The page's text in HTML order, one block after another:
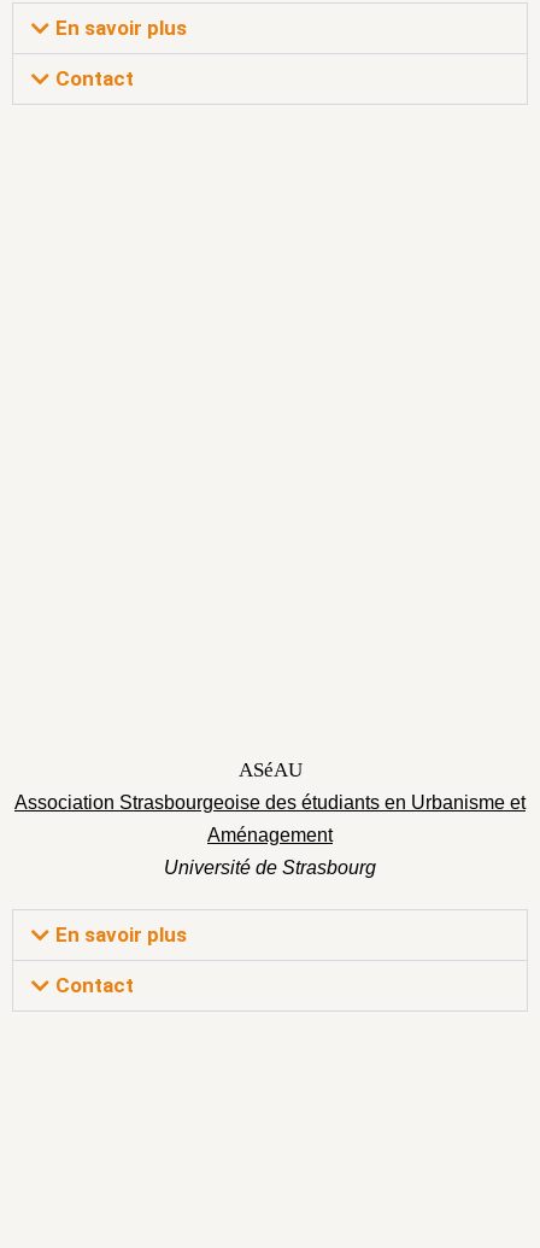
En savoir plus
Contact
ASéAU
Association Strasbourgeoise des étudiants en Urbanisme et
Aménagement
Université de Strasbourg
En savoir plus
Contact